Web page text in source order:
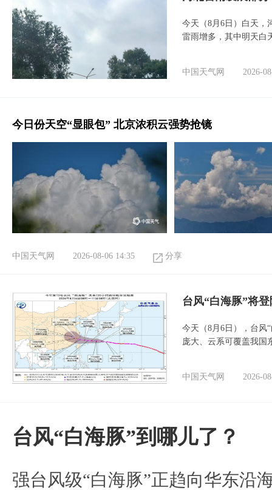
今天（8月6日）白天，
雷雨增多，其中明天白
中国天气网 2026-
今日份天空“显眼包” 北京浓积云强势抢镜
中国天气网 2026-08-06 14:35 分享
台风“白海豚”将
今天（8月6日），台风
庞大、云系可覆盖我国
中国天气网 2026-
台风“白海豚”到哪儿了？
强台风级“白海豚”正趋向华东沿